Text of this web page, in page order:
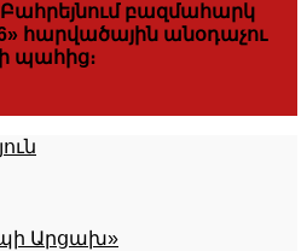
բազմահարկ
հարվածային անօդաչու
պահից։
Արցախ»